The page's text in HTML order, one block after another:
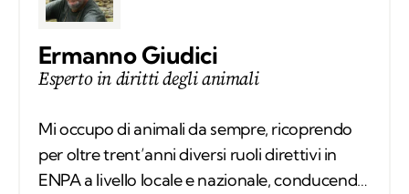
Ermanno Giudici
Esperto in diritti degli animali
Mi occupo di animali da sempre, ricoprendo
per oltre trent’anni diversi ruoli direttivi in
ENPA a livello locale e nazionale, conducendo